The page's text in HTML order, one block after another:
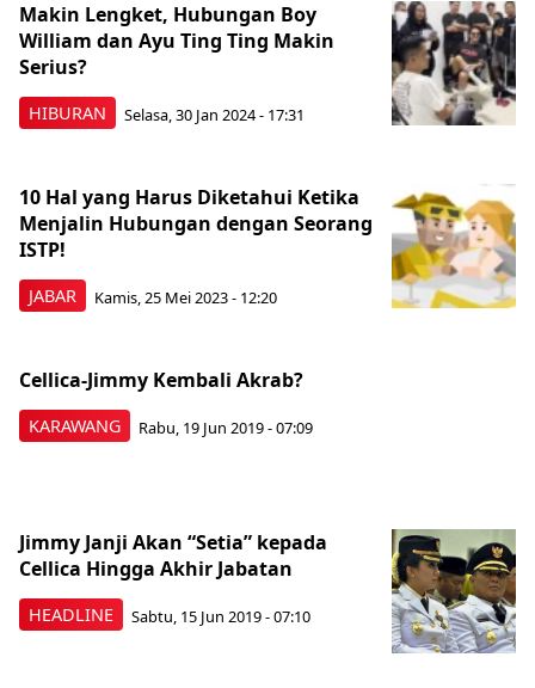
HIBURAN
Makin Lengket, Hubungan Boy
William dan Ayu Ting Ting Makin
Serius?
Selasa, 30 Jan 2024 - 17:31
JABAR
10 Hal yang Harus Diketahui Ketika
Menjalin Hubungan dengan Seorang
ISTP!
Kamis, 25 Mei 2023 - 12:20
KARAWANG
Cellica-Jimmy Kembali Akrab?
Rabu, 19 Jun 2019 - 07:09
HEADLINE
Jimmy Janji Akan “Setia” kepada
Cellica Hingga Akhir Jabatan
Sabtu, 15 Jun 2019 - 07:10